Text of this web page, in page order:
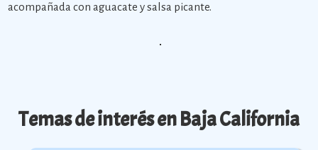
acompañada con aguacate y salsa picante.
Temas de interés en Baja California